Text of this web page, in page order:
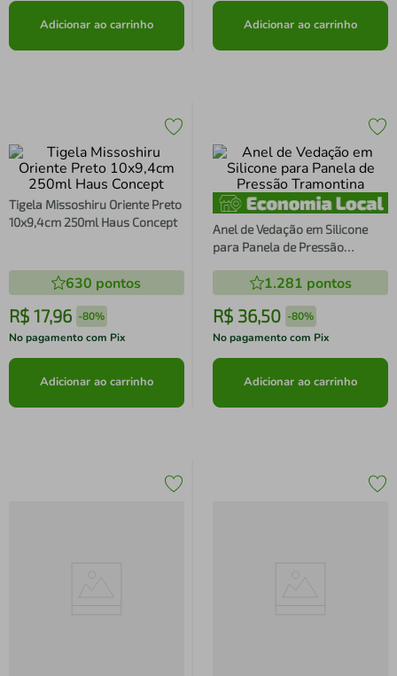
Adicionar ao carrinho Adicionar ao carrinho
Tigela Missoshiru Oriente Preto
10x9,4cm 250ml Haus Concept
630 pontos
R$ 17,96 -80%
No pagamento com Pix
Adicionar ao carrinho
Anel de Vedação em Silicone
para Panela de Pressão
1.281 pontos
R$ 36,50 -80%
No pagamento com Pix
Adicionar ao carrinho